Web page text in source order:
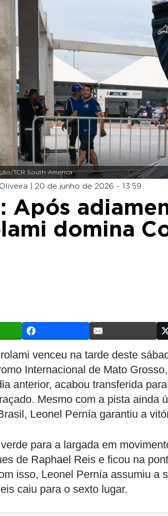
TCR South America
| 20 de junho de 2026 - 13:59
Após
domina
venceu na tarde deste
Internacional de Mato
anterior, acabou transferida
Mesmo com a pista ainda
Leonel Pernía garantiu a
para a largada em
de Raphael Reis e ficou na
isso, Leonel Pernía assumiu a
caiu para o sexto lugar.